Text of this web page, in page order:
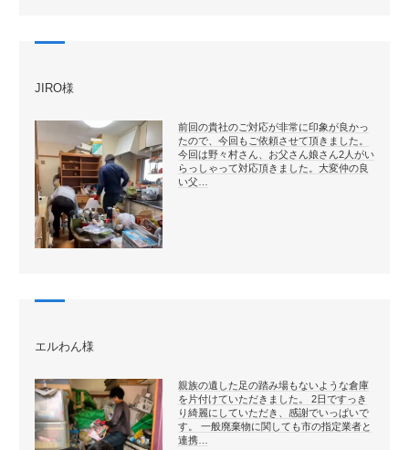
JIRO様
前回の貴社のご対応が非常に印象が良かっ
たので、今回もご依頼させて頂きました。
今回は野々村さん、お父さん娘さん2人がい
らっしゃって対応頂きました。大変仲の良
い父…
エルわん様
親族の遺した足の踏み場もないような倉庫
を片付けていただきました。 2日ですっき
り綺麗にしていただき、感謝でいっぱいで
す。 一般廃棄物に関しても市の指定業者と
連携…